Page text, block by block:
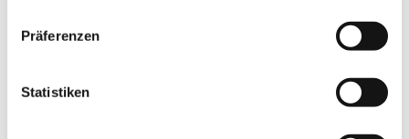
Präferenzen
Statistiken